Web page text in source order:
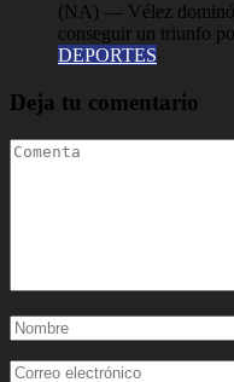
(NA) — Vélez dominó
conseguir un triunfo
DEPORTES
Deja tu comentario